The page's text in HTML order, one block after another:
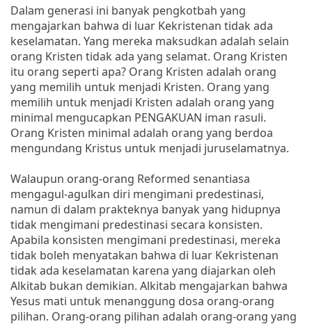
Dalam generasi ini banyak pengkotbah yang
mengajarkan bahwa di luar Kekristenan tidak ada
keselamatan. Yang mereka maksudkan adalah selain
orang Kristen tidak ada yang selamat. Orang Kristen
itu orang seperti apa? Orang Kristen adalah orang
yang memilih untuk menjadi Kristen. Orang yang
memilih untuk menjadi Kristen adalah orang yang
minimal mengucapkan PENGAKUAN iman rasuli.
Orang Kristen minimal adalah orang yang berdoa
mengundang Kristus untuk menjadi juruselamatnya.
Walaupun orang-orang Reformed senantiasa
mengagul-agulkan diri mengimani predestinasi,
namun di dalam prakteknya banyak yang hidupnya
tidak mengimani predestinasi secara konsisten.
Apabila konsisten mengimani predestinasi, mereka
tidak boleh menyatakan bahwa di luar Kekristenan
tidak ada keselamatan karena yang diajarkan oleh
Alkitab bukan demikian. Alkitab mengajarkan bahwa
Yesus mati untuk menanggung dosa orang-orang
pilihan. Orang-orang pilihan adalah orang-orang yang